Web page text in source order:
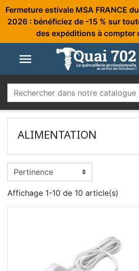
Fermeture estivale MSA FRANCE
2026 : bénéficiez de -15 % sur
des expéditions à compter

ALIMENTATION
Affichage 1-10 de 10 article(s)